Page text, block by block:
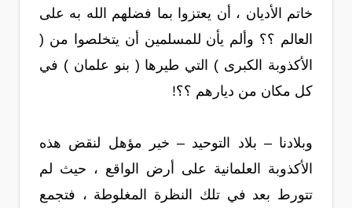
خاتم الأديان ، أن يعتزوا بما فضلهم الله به على
العالم ؟؟ وألم يأن للمسلمين أن يتخلصوا من (
الأكذوبة الكبرى ) التي طيرها ( بنو علمان ) في
كل مكان من ديارهم ؟؟!
وبلادنا – بلاد التوحيد – خير مؤهل لنقض هذه
الأكذوبة العلمانية على أرض الواقع ، حيث لم
تتورط بعد في تلك النظرة المغلوطة ، فتجمع